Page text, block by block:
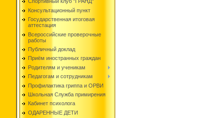
Спортивный клуб "ГРАНД"
Консультационный пункт
Государственная итоговая
аттестация
Всероссийские проверочные
работы
Публичный доклад
Приём иностранных граждан
Родителям и ученикам
Педагогам и сотрудникам
Профилактика гриппа и ОРВИ
Школьная Служба примирения
Кабинет психолога
ОДАРЕННЫЕ ДЕТИ